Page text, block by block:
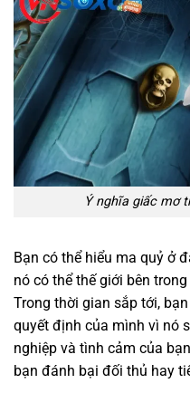
Ý nghĩa giấc mơ
Bạn có thể hiểu ma quỷ ở
nó có thể thế giới bên
Trong thời gian sắp tới,
quyết định của mình vì nó
nghiệp và tình cảm của
bạn đánh bại đối thủ hay